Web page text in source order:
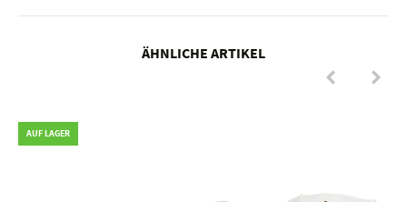
ÄHNLICHE ARTIKEL
AUF LAGER